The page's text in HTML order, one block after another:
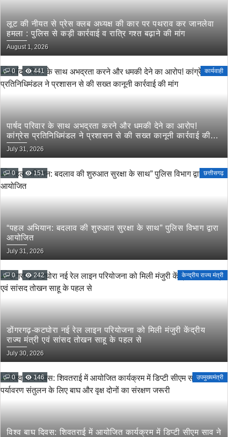
लूट की नीयत से प्रेस क्लब अध्यक्ष की कार पर पथराव कर जानलेवा
हमला : पुलिस से कड़ी कार्रवाई व रात्रि गश्त बढ़ाने की मांग
August 1, 2026
0 441 कार्यवाही
पार्षद परिवार के साथ अभद्रता करने और धमकी देने का आरोप!
कांग्रेस प्रतिनिधिमंडल ने प्रशासन से की सख्त कानूनी कार्रवाई की
मांग
July 31, 2026
0 151 छत्तीसगढ़
“पहल अभियान: बदलाव की शुरुआत सुरक्षा के साथ” पुलिस विभाग द्वारा
आयोजित
July 31, 2026
0 242 केन्द्रीय राज्य मंत्री
डोंगरगढ़-कटघोरा नई रेल लाइन परियोजना को मिली मंजुरी केंद्रीय
राज्य मंत्री एवं सांसद तोखन साहू के पहल से
July 30, 2026
0 146 उपमुख्यमंत्री
विश्व बाघ दिवस: शिवतराई में आयोजित कार्यक्रम में डिप्टी सीएम साव ने